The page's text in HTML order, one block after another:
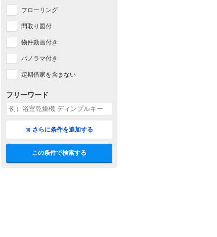
フローリング
間取り図付
物件動画付き
パノラマ付き
定期借家を含まない
フリーワード
さらに条件を追加する
この条件で検索する